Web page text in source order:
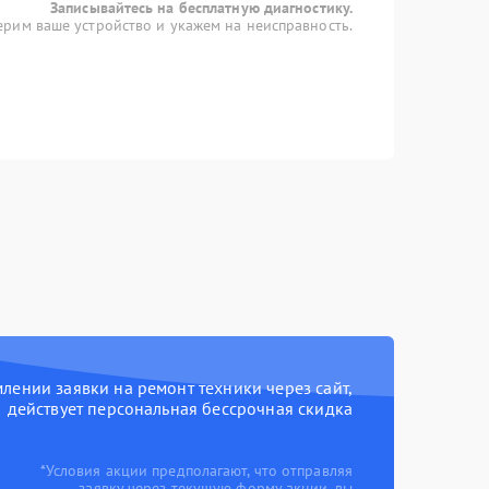
Записывайтесь на бесплатную диагностику.
ваше устройство и укажем на неисправность.
заявки на ремонт техники через сайт,
действует персональная бессрочная скидка
*Условия акции предполагают, что отправляя